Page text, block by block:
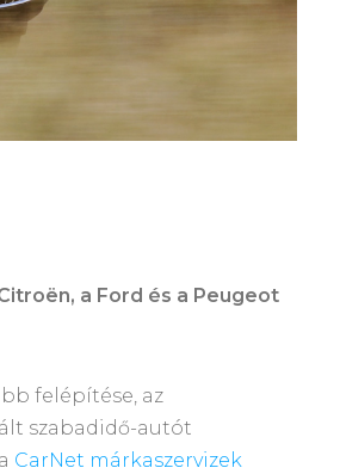
a Ford és a Peugeot
felépítése, az
szabadidő-autót
CarNet márkaszervizek